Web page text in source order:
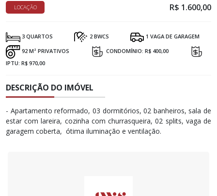
LOCAÇÃO R$ 1.600,00
3 QUARTOS 2 BWCS 1 VAGA DE GARAGEM
92 M² PRIVATIVOS
CONDOMÍNIO: R$ 400,00
IPTU: R$ 970,00
DESCRIÇÃO DO IMÓVEL
- Apartamento reformado, 03 dormitórios, 02 banheiros, sala de
estar com lareira, cozinha com churrasqueira, 02 splits, vaga de
garagem coberta, ótima iluminação e ventilação.